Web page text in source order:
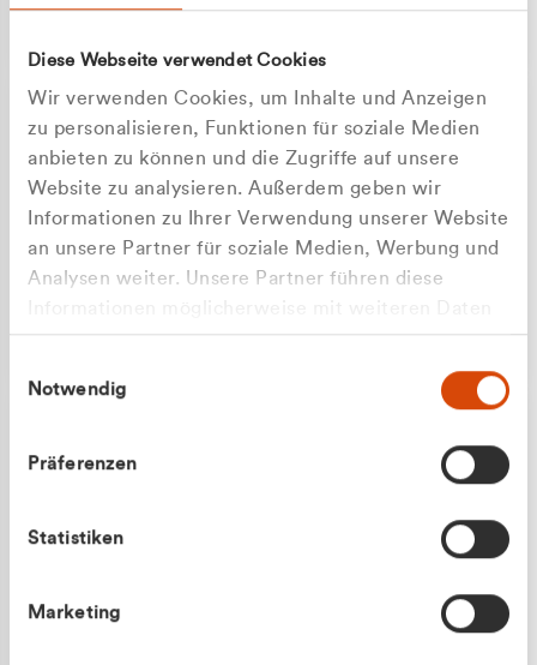
Diese Webseite verwendet Cookies
Wir verwenden Cookies, um Inhalte und Anzeigen
zu personalisieren, Funktionen für soziale Medien
anbieten zu können und die Zugriffe auf unsere
Website zu analysieren. Außerdem geben wir
Informationen zu Ihrer Verwendung unserer Website
an unsere Partner für soziale Medien, Werbung und
Analysen weiter. Unsere Partner führen diese
zusammen, die Sie ihnen bereitgestellt haben oder
gesammelt haben.
Notwendig
Präferenzen
Statistiken
Marketing
Apilash Balanesan